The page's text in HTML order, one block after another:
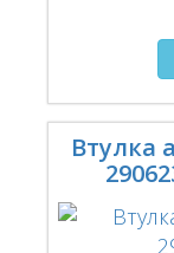
Втулка